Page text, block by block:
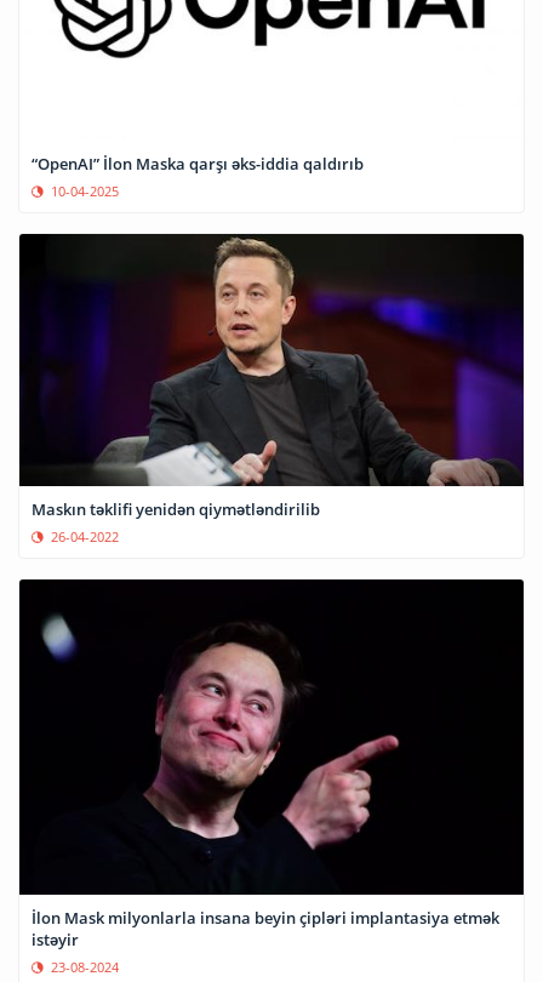
“OpenAI” İlon Maska qarşı əks-iddia qaldırıb
10-04-2025
Maskın təklifi yenidən qiymətləndirilib
26-04-2022
İlon Mask milyonlarla insana beyin çipləri implantasiya etmək
istəyir
23-08-2024